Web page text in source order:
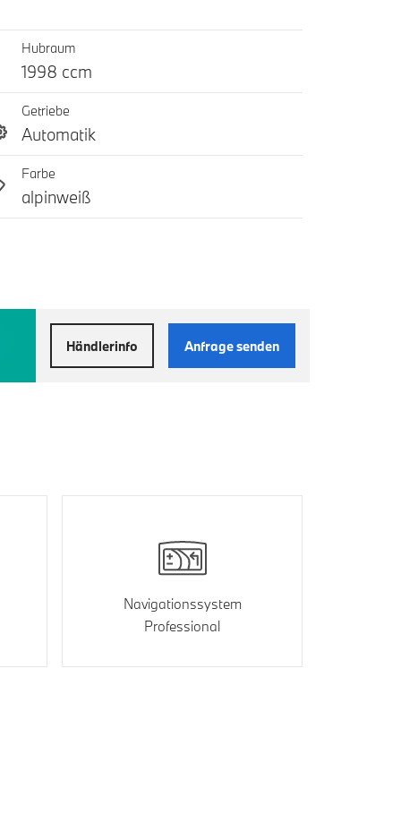
Hubraum
1998 ccm
Getriebe
Automatik
Farbe
alpinweiß
Händlerinfo Anfrage senden
Navigationssystem
Professional